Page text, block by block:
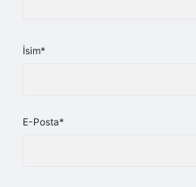
İsim*
E-Posta*